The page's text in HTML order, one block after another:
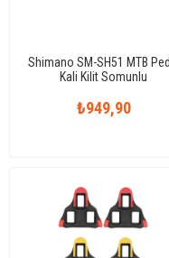
Shimano SM-SH51 MTB
Kali Kilit Somunlu
₺949,90